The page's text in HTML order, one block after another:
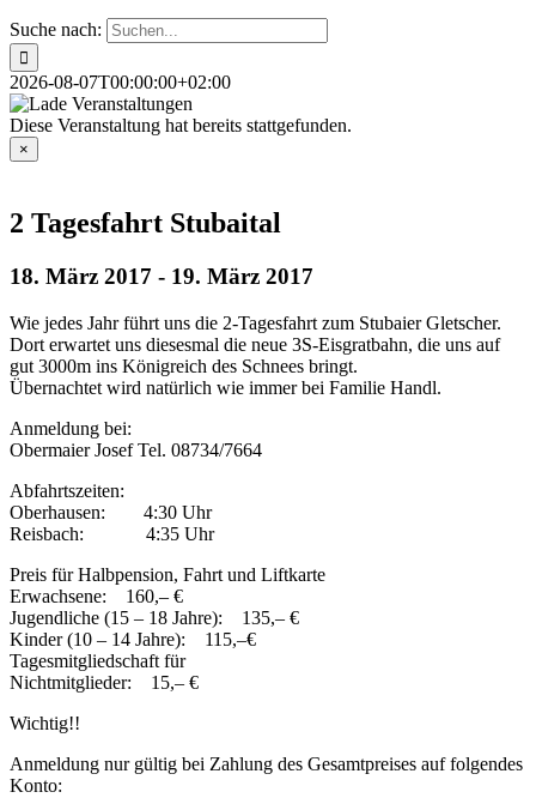
Suche nach:
2026-08-07T00:00:00+02:00
Diese Veranstaltung hat bereits stattgefunden.
×
2 Tagesfahrt Stubaital
18. März 2017 - 19. März 2017
Wie jedes Jahr führt uns die 2-Tagesfahrt zum Stubaier Gletscher.
Dort erwartet uns diesesmal die neue 3S-Eisgratbahn, die uns auf
gut 3000m ins Königreich des Schnees bringt.
Übernachtet wird natürlich wie immer bei Familie Handl.
Anmeldung bei:
Obermaier Josef Tel. 08734/7664
Abfahrtszeiten:
Oberhausen: 4:30 Uhr
Reisbach: 4:35 Uhr
Preis für Halbpension, Fahrt und Liftkarte
Erwachsene: 160,– €
Jugendliche (15 – 18 Jahre): 135,– €
Kinder (10 – 14 Jahre): 115,–€
Tagesmitgliedschaft für
Nichtmitglieder: 15,– €
Wichtig!!
Anmeldung nur gültig bei Zahlung des Gesamtpreises auf folgendes
Konto: